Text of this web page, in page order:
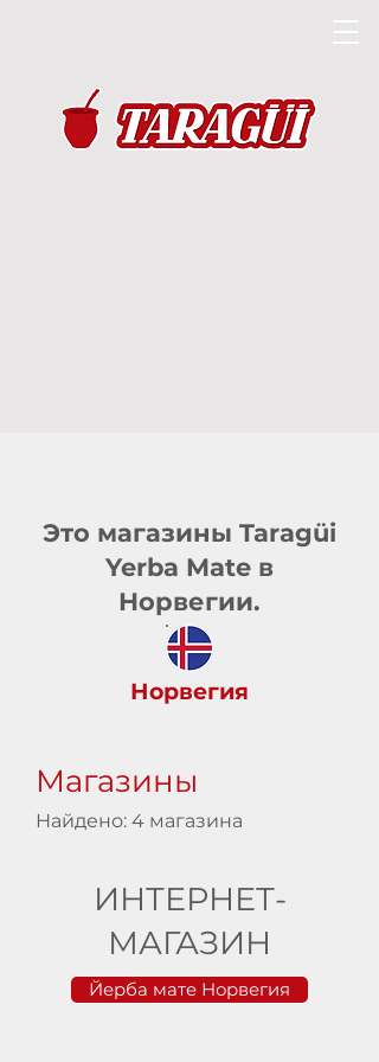
Это магазины Taragüi
Yerba Mate в
Норвегии.
Норвегия
Магазины
Найдено: 4 магазина
ИНТЕРНЕТ-
МАГАЗИН
Йерба мате Норвегия